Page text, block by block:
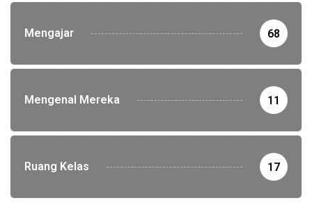
Mengajar 68
Mengenal Mereka 11
Ruang Kelas 17